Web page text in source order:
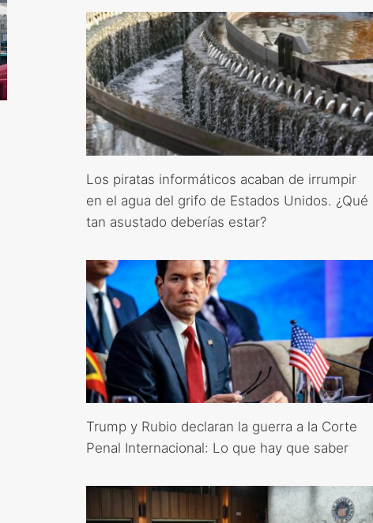
Los piratas informáticos acaban de irrumpir
en el agua del grifo de Estados Unidos. ¿Qué
tan asustado deberías estar?
Trump y Rubio declaran la guerra a la Corte
Penal Internacional: Lo que hay que saber